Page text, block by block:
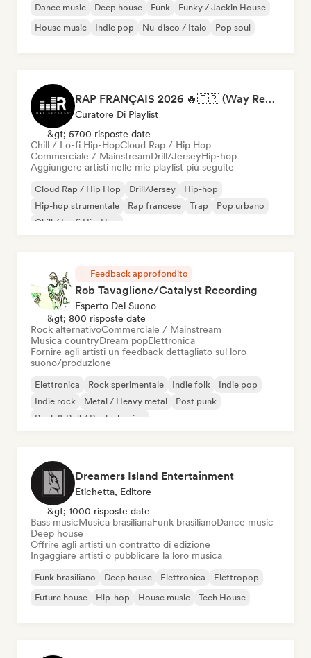
Dance music Deep house Funk
Funky / Jackin House
House music
Indie pop Nu-disco / Italo Pop soul
RAP FRANÇAIS 2026 🔥🇫🇷 (Way Records)
Curatore Di Playlist
&gt; 5700 risposte date
Chill / Lo-fi Hip-HopCloud Rap / Hip Hop
Commerciale / MainstreamDrill/JerseyHip-hop
Aggiungere artisti nelle mie playlist più seguite
Cloud Rap / Hip Hop Drill/Jersey
Hip-hop
Hip-hop strumentale
Rap francese Trap
Pop urbano
Chill / Lo-fi Hip-Hop
Feedback approfondito
Rob Tavaglione/Catalyst Recording
Esperto Del Suono
&gt; 800 risposte date
Rock alternativoCommerciale / Mainstream
Musica countryDream popElettronica
Fornire agli artisti un feedback dettagliato sul loro
suono/produzione
Elettronica Rock sperimentale Indie folk
Indie pop
Indie rock
Metal / Heavy metal
Post punk
Rock & Roll / Rock classico
Dreamers Island Entertainment
Etichetta, Editore
&gt; 1000 risposte date
Bass musicMusica brasilianaFunk brasilianoDance music
Deep house
Offrire agli artisti un contratto di edizione
Ingaggiare artisti o pubblicare la loro musica
Funk brasiliano Deep house Elettronica
Elettropop
Future house
Hip-hop House music Tech House